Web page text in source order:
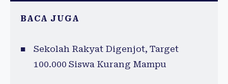
BACA JUGA
Sekolah Rakyat Digenjot, Target
100.000 Siswa Kurang Mampu